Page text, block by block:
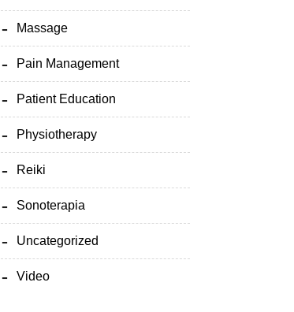
Massage
Pain Management
Patient Education
Physiotherapy
Reiki
Sonoterapia
Uncategorized
Video